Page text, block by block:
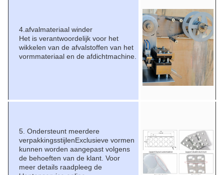
4.afvalmateriaal winder
Het is verantwoordelijk voor het
wikkelen van de afvalstoffen van het
vormmateriaal en de afdichtmachine.
5. Ondersteunt meerdere
verpakkingsstijlenExclusieve vormen
kunnen worden aangepast volgens
de behoeften van de klant. Voor
meer details raadpleeg de